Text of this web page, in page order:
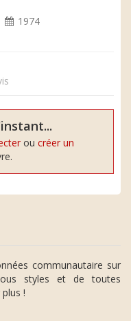
1974
ou créer un
communautaire sur
styles et de toutes
!